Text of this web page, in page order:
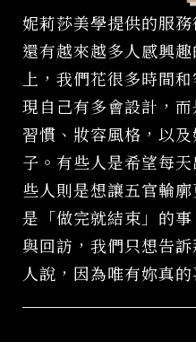
妮莉莎美學提供的服務
還有越來越多人感興
上，我們花很多時間
現自己有多會設計，
習慣、妝容風格，以
子。有些人是希望每
些人則是想讓五官輪
是「做完就結束」的
與回訪，我們只想告
人說，因為唯有妳真